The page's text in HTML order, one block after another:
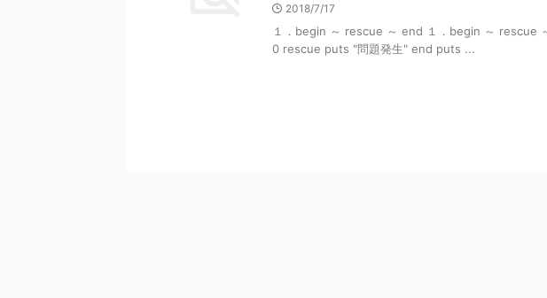
2018/7/17
１．begin ～ rescue ～ end １．begin ～ rescue
0 rescue puts "問題発生" end puts ...